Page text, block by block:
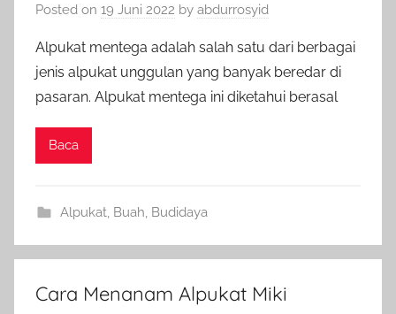
Posted on 19 Juni 2022 by abdurrosyid
Alpukat mentega adalah salah satu dari berbagai
jenis alpukat unggulan yang banyak beredar di
pasaran. Alpukat mentega ini diketahui berasal
Baca
Alpukat, Buah Budidaya
Cara Menanam Alpukat Miki